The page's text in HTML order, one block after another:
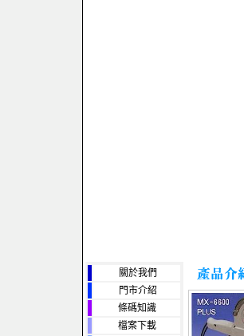
關於我們
門市介紹
條碼知識
檔案下載